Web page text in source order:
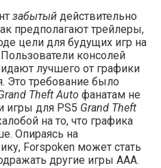
забытый действительно
предполагают трейлеры,
цели для будущих игр на
консолей
лучшего от графики
Это требование было
Theft Auto фанатам не
игры для PS5 Grand Theft
на то, что графика
Опираясь на
Forspoken может стать
другие игры AAA.